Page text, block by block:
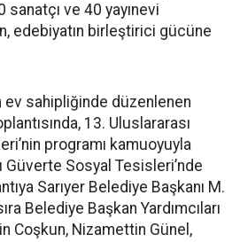
ve 40 yayınevi
edebiyatın birleştirici gücüne
ev sahipliğinde düzenlenen
13. Uluslararası
programı kamuoyuyla
Güverte Sosyal Tesisleri’nde
Sarıyer Belediye Başkanı M.
Belediye Başkan Yardımcıları
Coşkun, Nizamettin Günel,